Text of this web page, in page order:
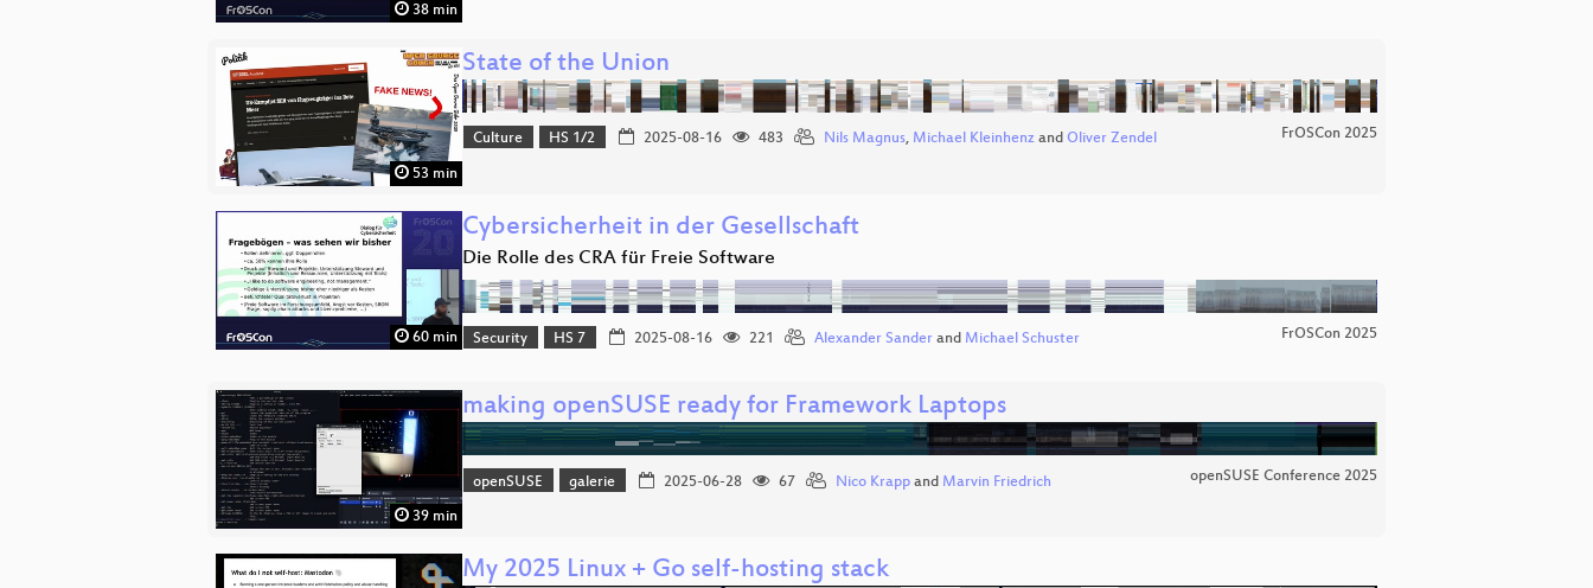
38 min
53 min
State of the Union
Culture HS 1/2 2025-08-16 483 Nils Magnus, Michael Kleinhenzand Oliver Zendel FrOSCon 2025
60 min
Cybersicherheit in der Gesellschaft
Die Rolle des CRA für Freie Software
Security HS 7 2025-08-16 221 Alexander Sanderand Michael Schuster FrOSCon 2025
39 min
making openSUSE ready for Framework Laptops
openSUSE galerie 2025-06-28 67 Nico Krappand Marvin Friedrich openSUSE Conference 2025
My 2025 Linux + Go self-hosting stack